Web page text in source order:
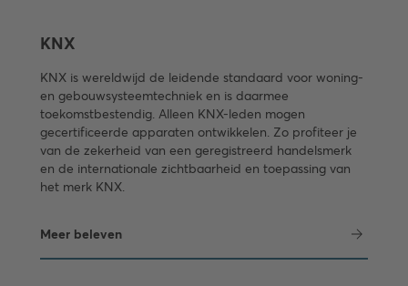
KNX
KNX is wereldwijd de leidende standaard voor woning-
en gebouwsysteemtechniek en is daarmee
toekomstbestendig. Alleen KNX-leden mogen
gecertificeerde apparaten ontwikkelen. Zo profiteer je
van de zekerheid van een geregistreerd handelsmerk
en de internationale zichtbaarheid en toepassing van
het merk KNX.
Meer beleven